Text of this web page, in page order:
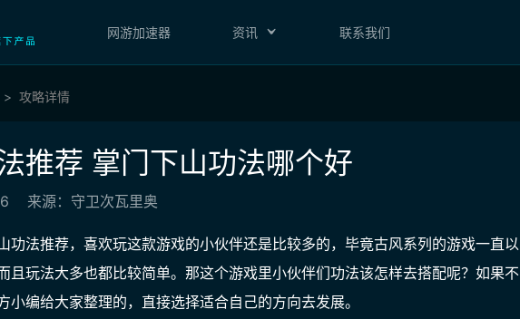
网游加速器 资讯 联系我们
攻略详情
推荐 掌门下山功法哪个好
来源：守卫次瓦里奥
功法推荐，喜欢玩这款游戏的小伙伴还是比较多的，毕竟古风系列的游戏一直以
且玩法大多也都比较简单。那这个游戏里小伙伴们功法该怎样去搭配呢？如果不
小编给大家整理的，直接选择适合自己的方向去发展。